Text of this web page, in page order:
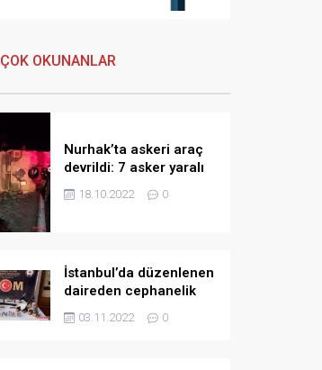
ÇOK OKUNANLAR
Nurhak’ta askeri araç
devrildi: 7 asker yaralı
18.10.2022 0
İstanbul’da düzenlenen
daireden cephanelik
çıktı!
03.11.2022 0